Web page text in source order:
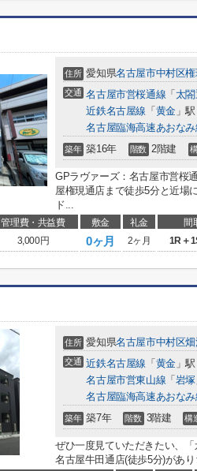
住所 愛知県名古屋市中村区
交通 名古屋市営桜通線 「 太閤
近鉄名古屋線 「 黄金」
名古屋臨海高速あおなみ
築年 築16年 階数 2階建
GPラヴァーズ：名古屋市営桜
屋権現通店まで徒歩5分と近場
ド...
管理費・共益費 敷金 礼金 間
3,000円 0ヶ月 2ヶ月 1R＋
住所 愛知県名古屋市中村区
交通 近鉄名古屋線 「 黄金」
名古屋市営東山線 「 岩塚
名古屋臨海高速あおなみ
築年 築7年 階数 3階建 構
ぜひ一度見ていただきたい、
名古屋牛田通店(徒歩5分)があ